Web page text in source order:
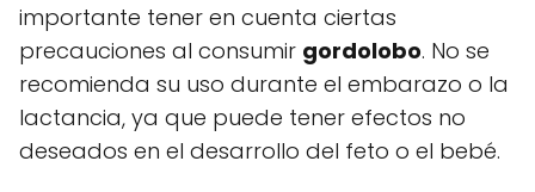
importante tener en cuenta ciertas
precauciones al consumir gordolobo. No se
recomienda su uso durante el embarazo o la
lactancia, ya que puede tener efectos no
deseados en el desarrollo del feto o el bebé.